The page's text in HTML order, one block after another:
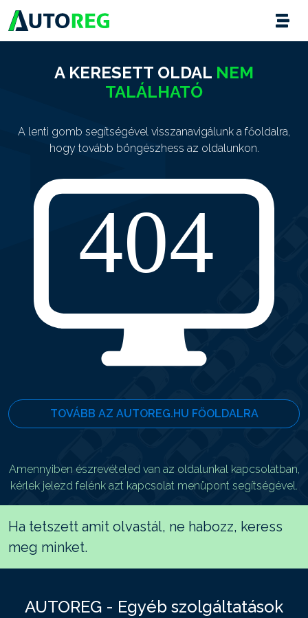
A KERESETT OLDAL NEM
TALÁLHATÓ
A lenti gomb segítségével visszanavigálunk a főoldalra,
hogy tovább böngészhess az oldalunkon.
TOVÁBB AZ AUTOREG.HU FŐOLDALRA
Amennyiben észrevételed van az oldalunkal kapcsolatban,
kérlek jelezd felénk azt kapcsolat menüpont segítségével.
Ha tetszett amit olvastál, ne habozz, keress
meg minket.
AUTOREG - Egyéb szolgáltatások